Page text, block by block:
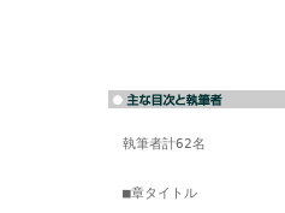
執筆者計62名
■章タイトル